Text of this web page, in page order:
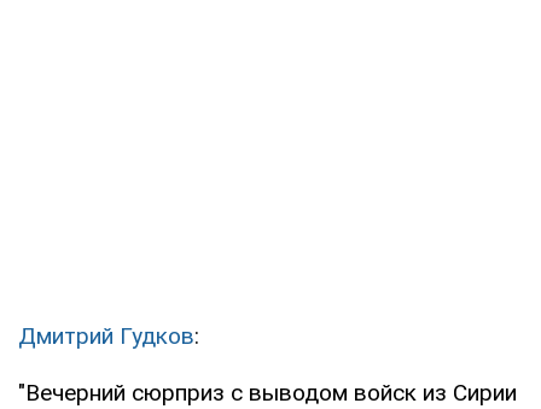
Дмитрий Гудков:
"Вечерний сюрприз с выводом войск из Сирии